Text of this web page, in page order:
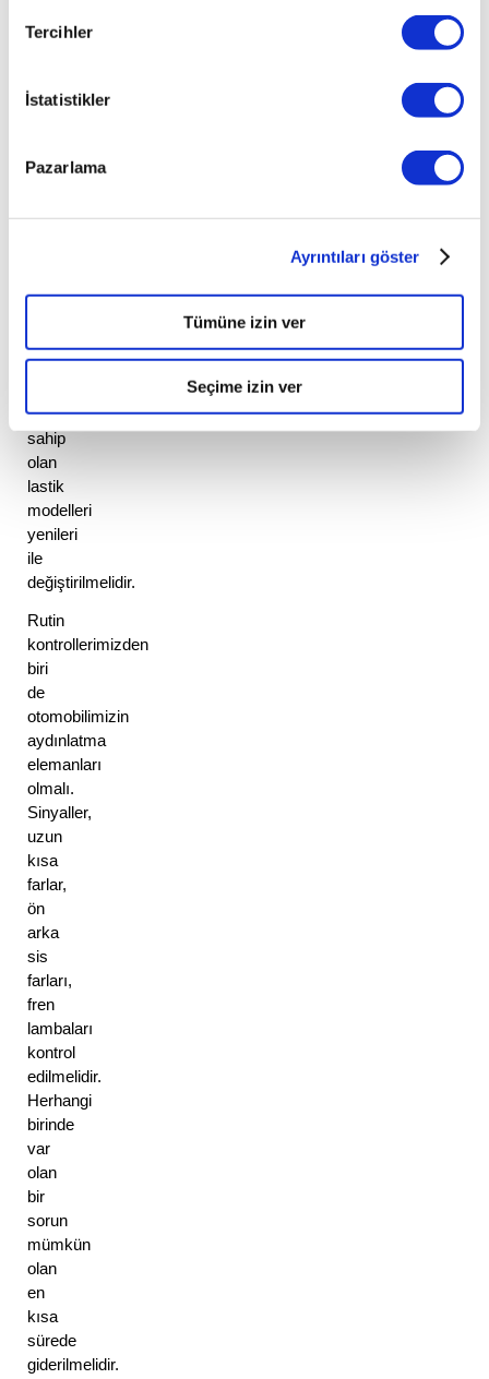
Tercihler
İstatistikler
Pazarlama
Ayrıntıları göster
Tümüne izin ver
Seçime izin ver
etmemişken
Ayrıca
lastiklerin
derinlikleri
edilmeli
mm’nin
altında
derinliğine
sahip
olan
lastik
modelleri
yenileri
ile
Rutin
kontrollerimizden
biri
de
otomobilimizin
aydınlatma
elemanları
olmalı.
Sinyaller,
uzun
kısa
farlar,
ön
arka
sis
farları,
fren
lambaları
kontrol
edilmelidir.
Herhangi
birinde
var
olan
bir
sorun
mümkün
olan
en
kısa
sürede
giderilmelidir.